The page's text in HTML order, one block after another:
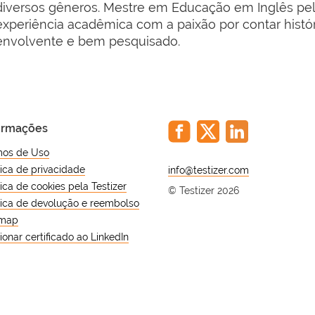
gêneros. Mestre em Educação em Inglês
acadêmica com a paixão por contar
e bem pesquisado.
de Uso
de privacidade
de cookies pela Testizer
de devolução e reembolso
certificado ao LinkedIn
@
© Testizer 2026